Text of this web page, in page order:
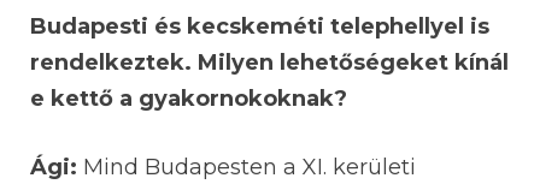
Budapesti és kecskeméti telephellyel is
rendelkeztek. Milyen lehetőségeket kínál
e kettő a gyakornokoknak?
Ági: Mind Budapesten a XI. kerületi